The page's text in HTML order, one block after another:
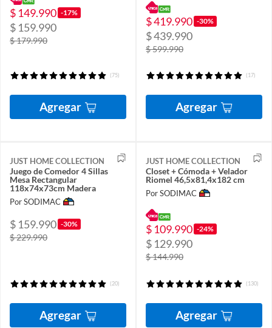
$ 149.990 -17%
$ 159.990
$ 179.990
(75)
Agregar
$ 419.990 -30%
$ 439.990
$ 599.990
(17)
Agregar
JUST HOME COLLECTION
Juego de Comedor 4 Sillas
Mesa Rectangular
118x74x73cm Madera
Por SODIMAC
$ 159.990 -30%
$ 229.990
(20)
Agregar
JUST HOME COLLECTION
Closet + Cómoda + Velador
Riomel 46,5x81,4x182 cm
Por SODIMAC
$ 109.990 -24%
$ 129.990
$ 144.990
(130)
Agregar